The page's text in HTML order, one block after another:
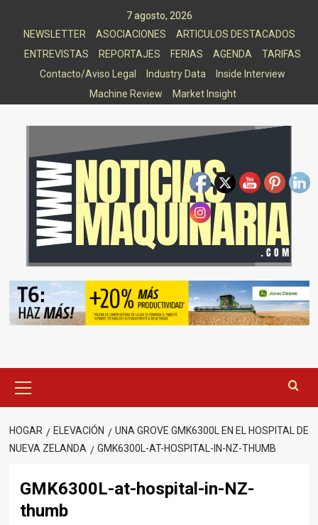
7 agosto, 2026
NEWSLETTER
ASOCIACIONES
ARTICULOS DESTACADOS
ENTREVISTAS
REPORTAJES FERIAS AGENDA
TARIFAS
Contacto/Aviso Legal
Industry Data
Inside Interview
Machine Review
Market Insight
principal
HOGAR ELEVACIÓN
UNA GROVE GMK6300L EN EL HOSPITAL DE
NUEVA ZELANDA
GMK6300L-AT-HOSPITAL-IN-NZ-THUMB
GMK6300L-at-hospital-in-NZ-
thumb